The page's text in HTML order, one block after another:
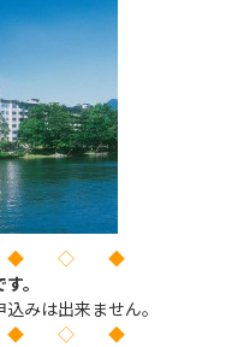
◇ ◆
。
みは出来ません。
◇ ◆